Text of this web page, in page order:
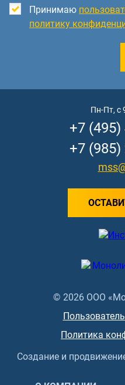
Принимаю
политику
© 2026 ООО
Политика
Создание и
Пн-Пт, с
+7 (495)
+7 (985)